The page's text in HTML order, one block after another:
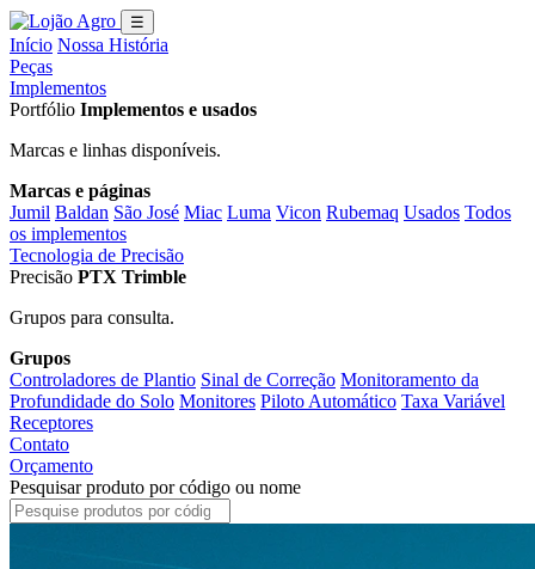
☰
Início Nossa História
Peças
Implementos
Portfólio Implementos e usados
Marcas e linhas disponíveis.
Marcas e páginas
Jumil Baldan São José Miac Luma Vicon Rubemaq Usados Todos
os implementos
Tecnologia de Precisão
Precisão PTX Trimble
Grupos para consulta.
Grupos
Controladores de Plantio Sinal de Correção Monitoramento da
Profundidade do Solo Monitores Piloto Automático Taxa Variável
Receptores
Contato
Orçamento
Pesquisar produto por código ou nome